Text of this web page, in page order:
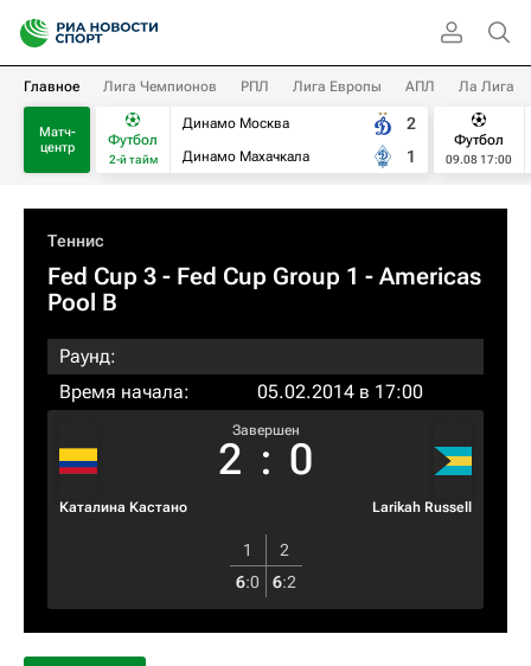
Главное Лига Чемпионов РПЛ Лига Европы АПЛ Ла Лига
Матч-
центр
Футбол
2-й тайм
Динамо Москва
Динамо Махачкала
2
1
Футбол
09.08 17:00
Теннис
Fed Cup 3 - Fed Cup Group 1 - Americas
Pool B
Раунд:
Время начала:
05.02.2014 в 17:00
Каталина Кастано
Завершен
2 : 0
Larikah Russell
1
2
6:0 6:2